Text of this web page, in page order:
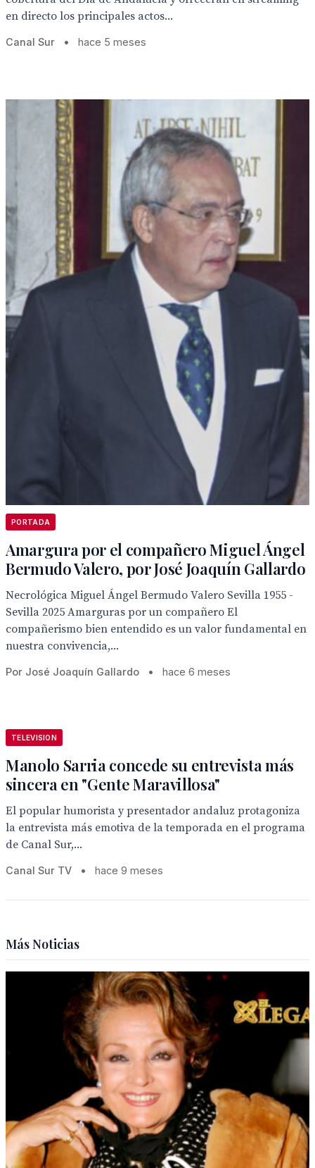
en directo los principales actos...
Canal Sur • hace 5 meses
PORTADA
Amargura por el compañero Miguel Ángel
Bermudo Valero, por José Joaquín Gallardo
Necrológica Miguel Ángel Bermudo Valero Sevilla 1955 -
Sevilla 2025 Amarguras por un compañero El
compañerismo bien entendido es un valor fundamental en
nuestra convivencia,...
Por José Joaquín Gallardo • hace 6 meses
TELEVISION
Manolo Sarria concede su entrevista más
sincera en "Gente Maravillosa"
El popular humorista y presentador andaluz protagoniza
la entrevista más emotiva de la temporada en el programa
de Canal Sur,...
Canal Sur TV • hace 9 meses
Más Noticias